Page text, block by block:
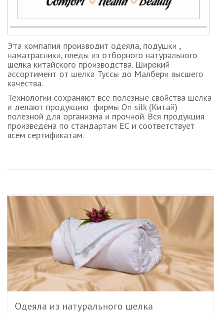
Эта компапия производит одеяла, подушки ,
наматрасники, пледы из отборного натурального
шелка китайского производства. Широкий
ассортимент от шелка Туссы до Малбери высшего
качества.
Технологии сохраняют все полезные свойства шелка
и делают продукцию фирмы On silk (Китай)
полезной для организма и прочной. Вся продукция
произведена по стандартам ЕС и соответствует
всем сертификатам.
Одеяла из натурального шелка